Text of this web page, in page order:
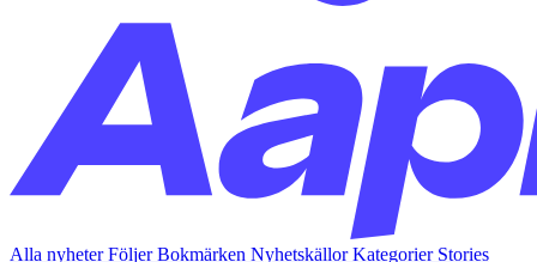
Alla nyheterFöljerBokmärken NyhetskällorKategorier Stories